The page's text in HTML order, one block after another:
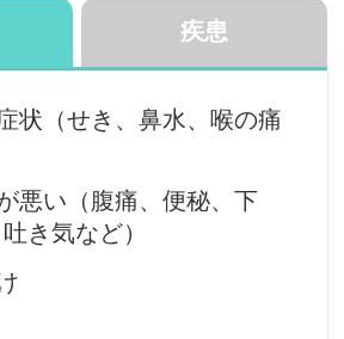
状（せき、鼻水、喉の痛
悪い（腹痛、便秘、下
き気など）
疾患